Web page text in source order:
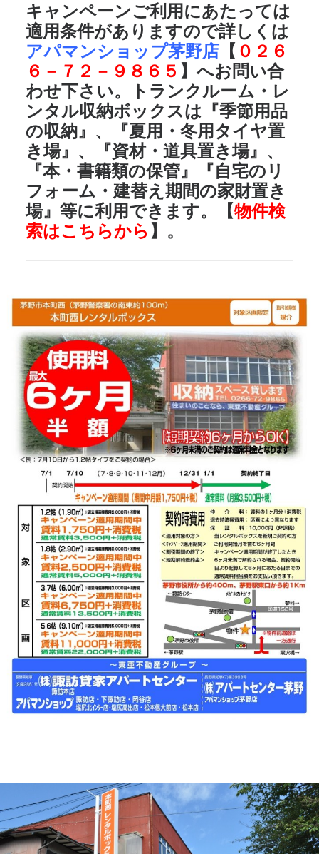
キャンペーンご利用にあたっては
適用条件がありますので詳しくは
アパマンショップ茅野店 【 ０２６
６－７２－９８６５ 】へお問い合
わせ下さい。トランクルーム・レ
ンタル収納ボックスは 『季節用品
の収納』、『夏用・冬用タイヤ置
き場』、『資材・道具置き場』、
『本・書籍類の保管』『自宅のリ
フォーム・建替え期間の家財置き
場』 等に利用できます。【物件検
索はこちらから 】。